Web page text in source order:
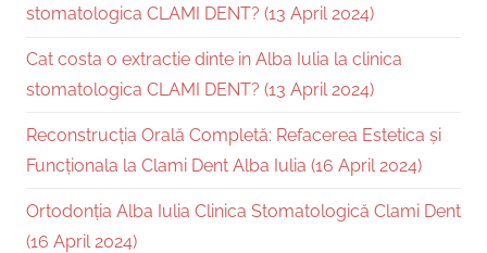
stomatologica CLAMI DENT? (13 April 2024)
Cat costa o extractie dinte in Alba Iulia la clinica
stomatologica CLAMI DENT? (13 April 2024)
Reconstrucția Orală Completă: Refacerea Estetica și
Funcționala la Clami Dent Alba Iulia (16 April 2024)
Ortodonția Alba Iulia Clinica Stomatologică Clami Dent
(16 April 2024)